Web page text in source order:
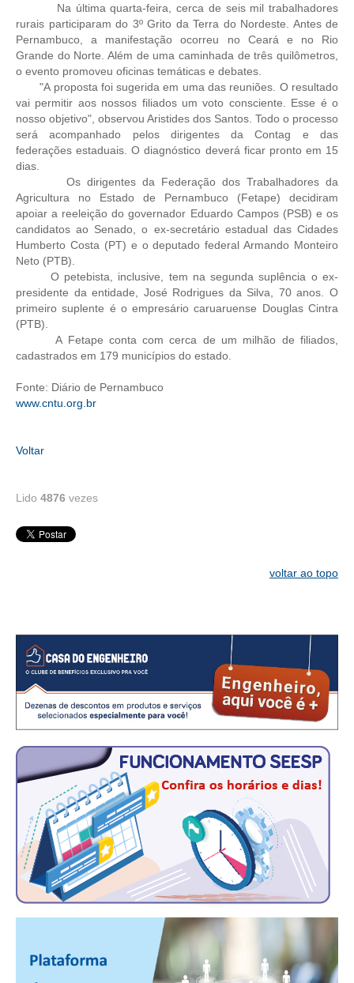
LEI 6.496/1977 – ART
RES 1.002/2002 – CÓDIGO DE ÉTICA
HOMOLOGAÇÕES
PISO SALARIAL
FIQUE POR DENTRO
OPORTUNIDADES
APRESENTAÇÃO
EMPREGO E ESTÁGIO
CARREIRA
AUTÔNOMOS E SERVIÇOS
NEWSLETTER
CONTATO
SEESP EDUCAÇÃO
PLATAFORMAS GRATUITAS
CONVÊNIOS
PLANO DE SAÚDE
CONSÓRCIOS
CAMPANHAS SALARIAIS
COMUNICAÇÃO
PALAVRA DO MURILO
NOTÍCIAS
CONTEÚDO ESPECIAL
AGENDA
Na última quarta-feira, cerca de seis mil trabalhadores
rurais participaram do 3º Grito da Terra do Nordeste. Antes de
Pernambuco, a manifestação ocorreu no Ceará e no Rio
Grande do Norte. Além de uma caminhada de três quilômetros,
o evento promoveu oficinas temáticas e debates.
"A proposta foi sugerida em uma das reuniões. O resultado
vai permitir aos nossos filiados um voto consciente. Esse é o
nosso objetivo", observou Aristides dos Santos. Todo o processo
será acompanhado pelos dirigentes da Contag e das
federações estaduais. O diagnóstico deverá ficar pronto em 15
dias.
Os dirigentes da Federação dos Trabalhadores da
Agricultura no Estado de Pernambuco (Fetape) decidiram
apoiar a reeleição do governador Eduardo Campos (PSB) e os
candidatos ao Senado, o ex-secretário estadual das Cidades
Humberto Costa (PT) e o deputado federal Armando Monteiro
Neto (PTB).
O petebista, inclusive, tem na segunda suplência o ex-
presidente da entidade, José Rodrigues da Silva, 70 anos. O
primeiro suplente é o empresário caruaruense Douglas Cintra
(PTB).
A Fetape conta com cerca de um milhão de filiados,
cadastrados em 179 municípios do estado.
Fonte: Diário de Pernambuco
www.cntu.org.br
Voltar
Lido 4876 vezes
voltar ao topo